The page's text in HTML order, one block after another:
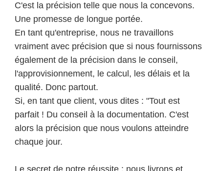
C'est la précision telle que nous la concevons.
Une promesse de longue portée.
En tant qu'entreprise, nous ne travaillons
vraiment avec précision que si nous fournissons
également de la précision dans le conseil,
l'approvisionnement, le calcul, les délais et la
qualité. Donc partout.
Si, en tant que client, vous dites : "Tout est
parfait ! Du conseil à la documentation. C'est
alors la précision que nous voulons atteindre
chaque jour.
Le secret de notre réussite : nous livrons et